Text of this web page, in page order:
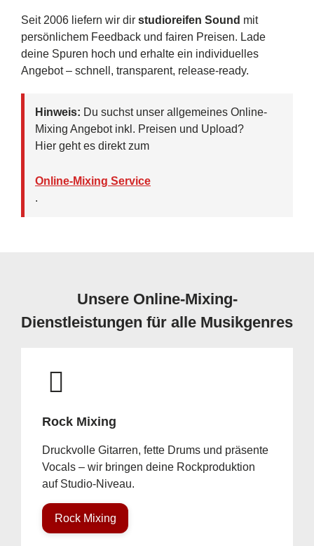
Seit 2006 liefern wir dir studioreifen Sound mit
persönlichem Feedback und fairen Preisen. Lade
deine Spuren hoch und erhalte ein individuelles
Angebot – schnell, transparent, release-ready.
Hinweis: Du suchst unser allgemeines Online-
Mixing Angebot inkl. Preisen und Upload?
Hier geht es direkt zum
Online-Mixing Service
.
Unsere Online-Mixing-
Dienstleistungen für alle Musikgenres
Rock Mixing
Druckvolle Gitarren, fette Drums und präsente
Vocals – wir bringen deine Rockproduktion
auf Studio-Niveau.
Rock Mixing